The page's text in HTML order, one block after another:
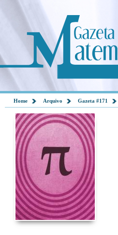
Home Arquivo Gazeta #171